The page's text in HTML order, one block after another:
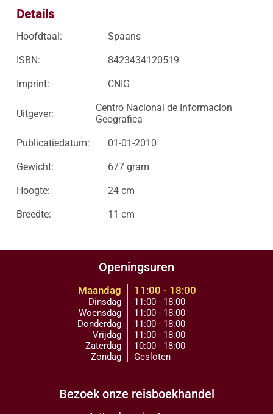
Details
Hoofdtaal: Spaans
ISBN: 8423434120519
Imprint: CNIG
Uitgever:
Centro Nacional de Informacion
Geografica
Publicatiedatum: 01-01-2010
Gewicht: 677 gram
Hoogte: 24 cm
Breedte: 11 cm
Openingsuren
Maandag
Dinsdag
Woensdag
Donderdag
Vrijdag
Zaterdag
Zondag
11:00 - 18:00
11:00 - 18:00
11:00 - 18:00
11:00 - 18:00
11:00 - 18:00
10:00 - 18:00
Gesloten
Bezoek onze reisboekhandel